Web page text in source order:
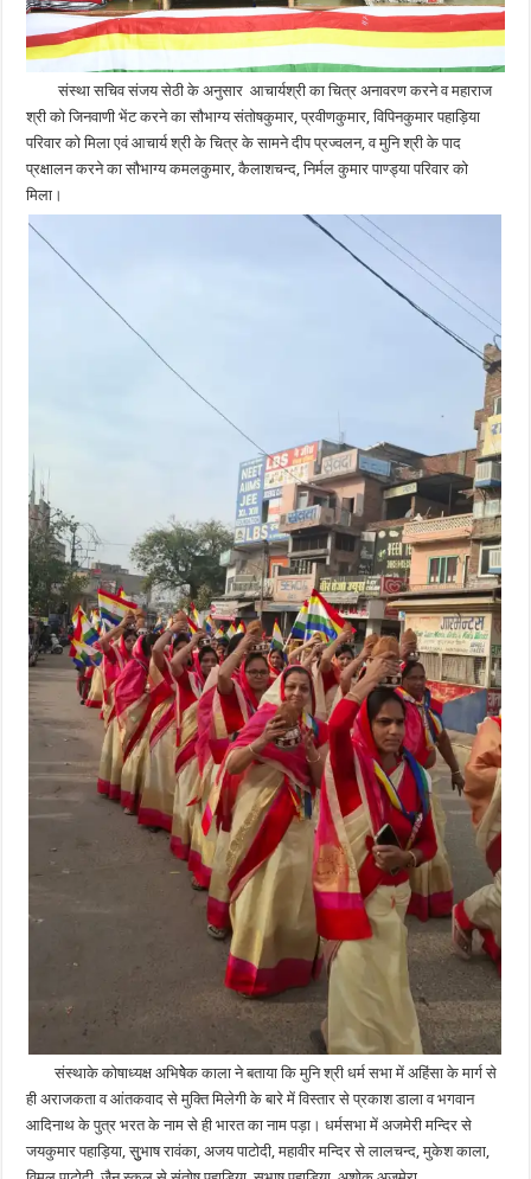
संस्था सचिव संजय सेठी के अनुसार आचार्यश्री का चित्र अनावरण करने व महाराज
श्री को जिनवाणी भेंट करने का सौभाग्य संतोषकुमार, प्रवीणकुमार, विपिनकुमार पहाड़िया
परिवार को मिला एवं आचार्य श्री के चित्र के सामने दीप प्रज्वलन, व मुनि श्री के पाद
प्रक्षालन करने का सौभाग्य कमलकुमार, कैलाशचन्द, निर्मल कुमार पाण्ड्या परिवार को
मिला।
संस्थाके कोषाध्यक्ष अभिषेेक काला ने बताया कि मुनि श्री धर्म सभा में अहिंसा के मार्ग से
ही अराजकता व आंतकवाद से मुक्ति मिलेगी के बारे में विस्तार से प्रकाश डाला व भगवान
आदिनाथ के पुत्र भरत के नाम से ही भारत का नाम पड़ा। धर्मसभा में अजमेरी मन्दिर से
जयकुमार पहाड़िया, सुुभाष रावंका, अजय पाटोदी, महावीर मन्दिर से लालचन्द, मुकेश काला,